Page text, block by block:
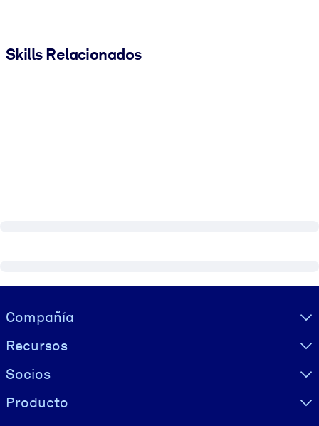
Skills Relacionados
Visually hidden Text
Compañía
Recursos
Socios
Producto